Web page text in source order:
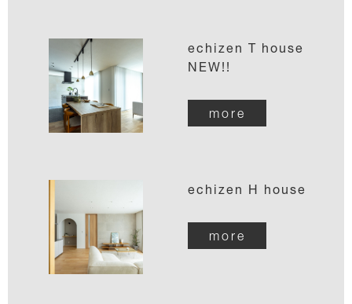
echizen T house
NEW!!
more
echizen H house
more